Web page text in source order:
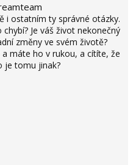
i ostatním ty správné otázky.
Je váš život nekonečný
změny ve svém životě?
máte ho v rukou, a cítíte, že
je tomu jinak?